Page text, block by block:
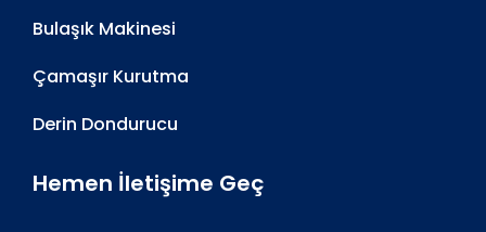
Bulaşık Makinesi
Çamaşır Kurutma
Derin Dondurucu
Hemen İletişime Geç